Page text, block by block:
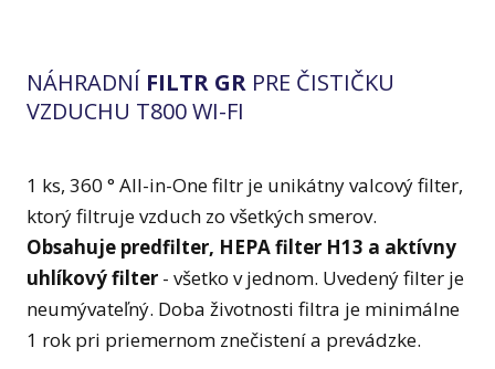
Tower Q/QS
NÁHRADNÍ FILTR GR PRE ČISTIČKU
VZDUCHU T800 WI-FI
1 ks, 360 ° All-in-One filtr je unikátny valcový filter,
ktorý filtruje vzduch zo všetkých smerov.
Obsahuje predfilter, HEPA filter H13 a aktívny
uhlíkový filter - všetko v jednom. Uvedený filter je
neumývateľný. Doba životnosti filtra je minimálne
1 rok pri priemernom znečistení a prevádzke.